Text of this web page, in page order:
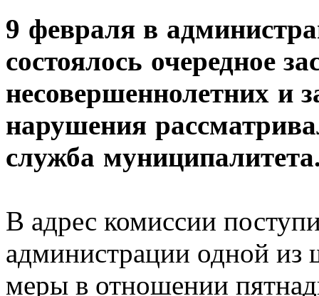
9 февраля в
состоялось очередное
несовершеннолетних и
нарушения
служба
В адрес комиссии
администрации одной
меры в отношении